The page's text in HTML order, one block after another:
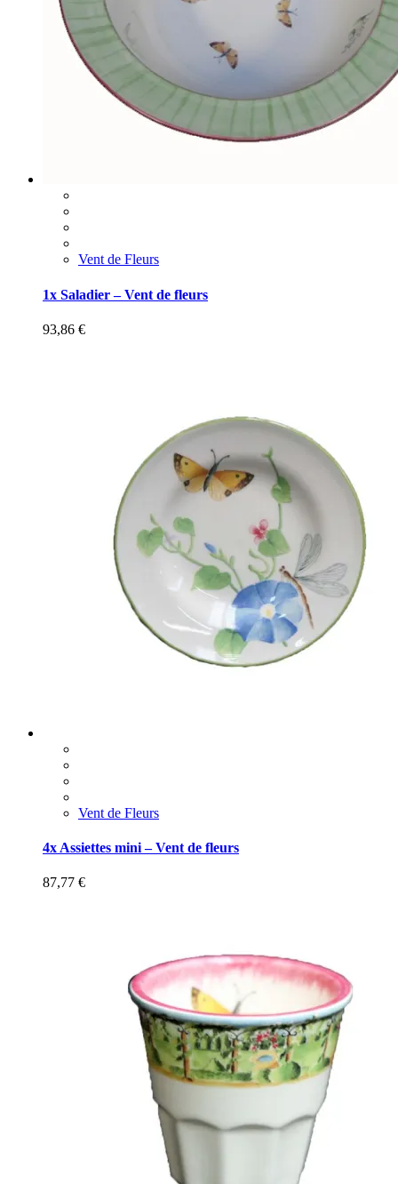
Vent de Fleurs
1x Saladier – Vent de fleurs
93,86 €
Vent de Fleurs
4x Assiettes mini – Vent de fleurs
87,77 €